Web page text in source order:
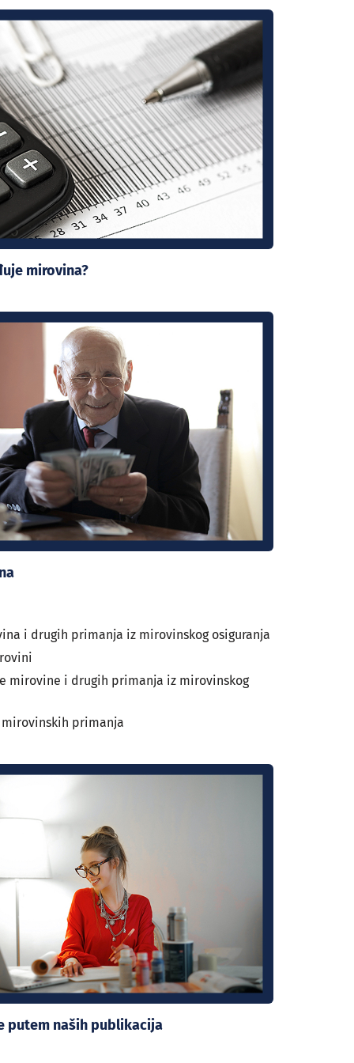
mirovina?
i drugih primanja iz mirovinskog osiguranja
mirovine i drugih primanja iz mirovinskog
primanja
putem naših publikacija